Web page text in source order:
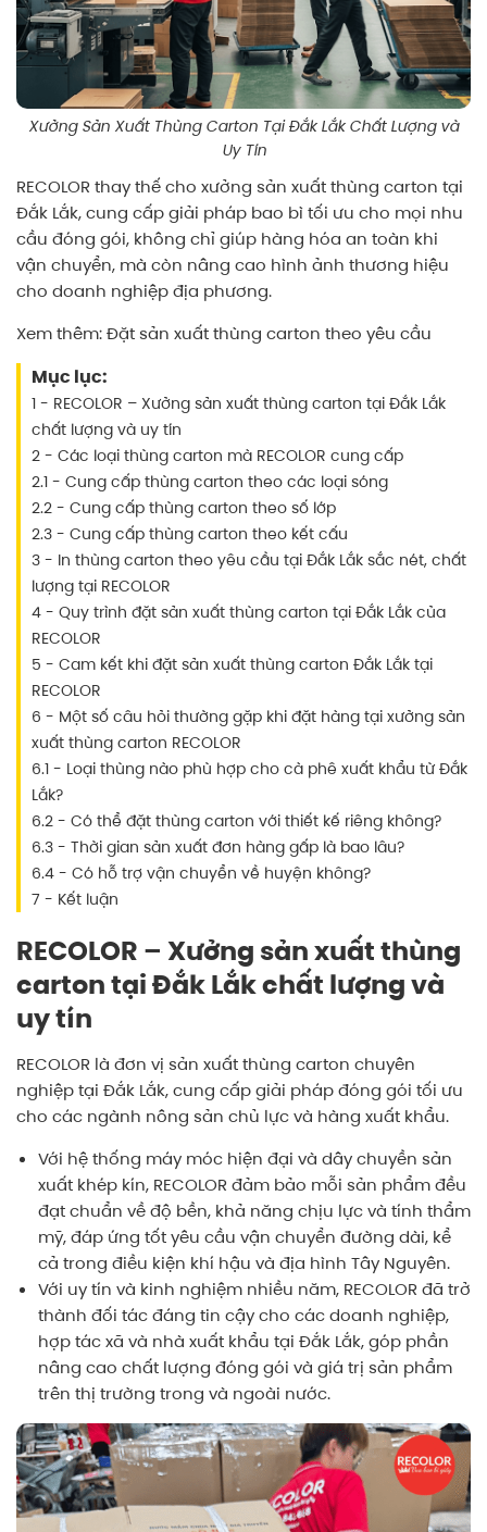
Xưởng Sản Xuất Thùng Carton Tại Đắk Lắk Chất Lượng và
Uy Tín
RECOLOR thay thế cho xưởng sản xuất thùng carton tại
Đắk Lắk, cung cấp giải pháp bao bì tối ưu cho mọi nhu
cầu đóng gói, không chỉ giúp hàng hóa an toàn khi
vận chuyển, mà còn nâng cao hình ảnh thương hiệu
cho doanh nghiệp địa phương.
Xem thêm:Đặt sản xuất thùng carton theo yêu cầu
Mục lục:
1 - RECOLOR – Xưởng sản xuất thùng carton tại Đắk Lắk
chất lượng và uy tín
2 - Các loại thùng carton mà RECOLOR cung cấp
2.1 - Cung cấp thùng carton theo các loại sóng
2.2 - Cung cấp thùng carton theo số lớp
2.3 - Cung cấp thùng carton theo kết cấu
3 - In thùng carton theo yêu cầu tại Đắk Lắk sắc nét, chất
lượng tại RECOLOR
4 - Quy trình đặt sản xuất thùng carton tại Đắk Lắk của
RECOLOR
5 - Cam kết khi đặt sản xuất thùng carton Đắk Lắk tại
RECOLOR
6 - Một số câu hỏi thường gặp khi đặt hàng tại xưởng sản
xuất thùng carton RECOLOR
6.1 - Loại thùng nào phù hợp cho cà phê xuất khẩu từ Đắk
Lắk?
6.2 - Có thể đặt thùng carton với thiết kế riêng không?
6.3 - Thời gian sản xuất đơn hàng gấp là bao lâu?
6.4 - Có hỗ trợ vận chuyển về huyện không?
7 - Kết luận
RECOLOR – Xưởng sản xuất thùng
carton tại Đắk Lắk chất lượng và
uy tín
RECOLOR là đơn vị sản xuất thùng carton chuyên
nghiệp tại Đắk Lắk, cung cấp giải pháp đóng gói tối ưu
cho các ngành nông sản chủ lực và hàng xuất khẩu.
Với hệ thống máy móc hiện đại và dây chuyền sản
xuất khép kín, RECOLOR đảm bảo mỗi sản phẩm đều
đạt chuẩn về độ bền, khả năng chịu lực và tính thẩm
mỹ, đáp ứng tốt yêu cầu vận chuyển đường dài, kể
cả trong điều kiện khí hậu và địa hình Tây Nguyên.
Với uy tín và kinh nghiệm nhiều năm, RECOLOR đã trở
thành đối tác đáng tin cậy cho các doanh nghiệp,
hợp tác xã và nhà xuất khẩu tại Đắk Lắk, góp phần
nâng cao chất lượng đóng gói và giá trị sản phẩm
trên thị trường trong và ngoài nước.